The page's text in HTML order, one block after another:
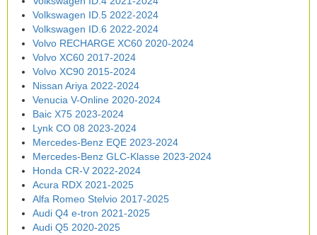
Volkswagen ID.5 2022-2024
Volkswagen ID.6 2022-2024
Volvo RECHARGE XC60 2020-2024
Volvo XC60 2017-2024
Volvo XC90 2015-2024
Nissan Ariya 2022-2024
Venucia V-Online 2020-2024
Baic X75 2023-2024
Lynk CO 08 2023-2024
Mercedes-Benz EQE 2023-2024
Mercedes-Benz GLC-Klasse 2023-2024
Honda CR-V 2022-2024
Acura RDX 2021-2025
Alfa Romeo Stelvio 2017-2025
Audi Q4 e-tron 2021-2025
Audi Q5 2020-2025